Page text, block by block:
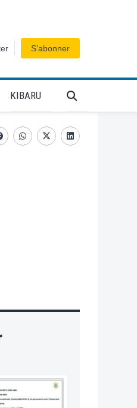
S’abonner
KIBARU
whatsappTwitterLinkedin